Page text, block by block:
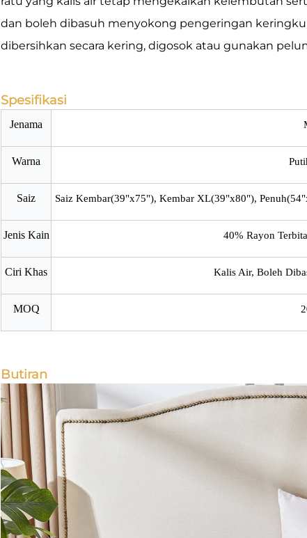
dan boleh dibasuh menyokong pengeringan
dibersihkan secara kering, digosok atau gunakan
Spesifikasi
Jenama
Warna
Saiz Saiz Kembar(39"x75"), Kembar XL(39"x80"),
Jenis Kain 40% Rayon
Ciri Khas Kalis Air, Boleh
MOQ
Butiran